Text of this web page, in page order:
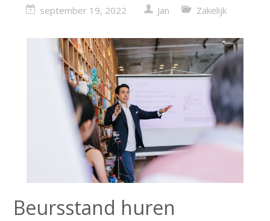
september 19, 2022
Jan Zakelijk
Beursstand huren